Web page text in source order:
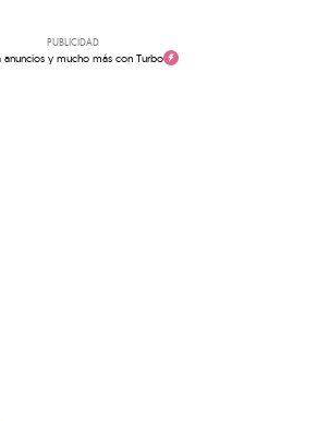
PUBLICIDAD
anuncios y mucho más con Turbo